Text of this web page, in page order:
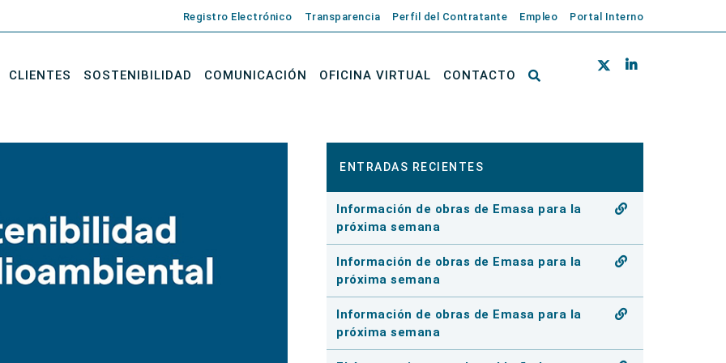
Registro Electrónico Transparencia Perfil del Contratante Empleo Portal Interno
CLIENTES SOSTENIBILIDAD COMUNICACIÓN OFICINA VIRTUAL CONTACTO
ENTRADAS RECIENTES
Información de obras de Emasa para la
próxima semana
Información de obras de Emasa para la
próxima semana
Información de obras de Emasa para la
próxima semana